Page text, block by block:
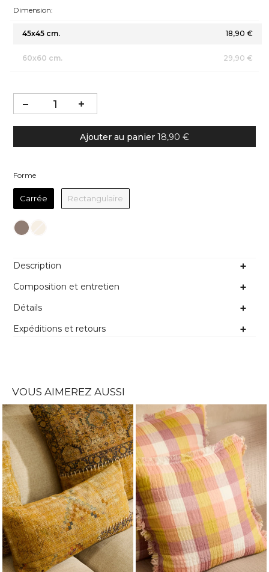
FormeForme
Carrée Rectangulaire
Couleur
Dimension:
45x45 cm. 18,90 €
60x60 cm. 29,90 €
Ajouter au panier 18,90 €
Description
Composition et entretien
Détails
Expéditions et retours
VOUS AIMEREZ AUSSI